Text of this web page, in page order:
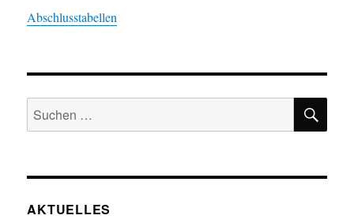
Abschlusstabellen
Suchen
nach:
AKTUELLES